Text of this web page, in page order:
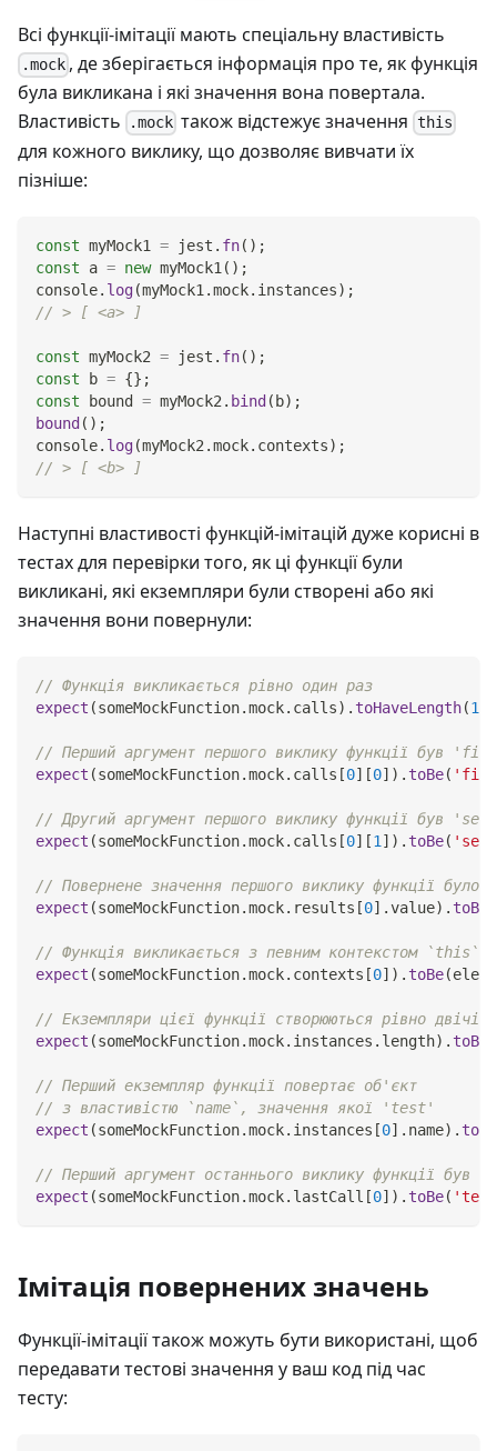
Всі функції-імітації мають спеціальну властивість
.mock , де зберігається інформація про те, як функція
була викликана і які значення вона повертала.
Властивість
.mock також відстежує значення this
для кожного виклику, що дозволяє вивчати їх
пізніше:
const myMock1 = jest . fn( ) ;
const a = new myMock1 ( ) ;
console. log(myMock1 .mock. instances) ;
// > [ <a> ]
const myMock2 = jest . fn( ) ;
const b = {} ;
const bound = myMock2 . bind(b) ;
bound( ) ;
console. log(myMock2 .mock. contexts) ;
// > [ <b> ]
Наступні властивості функцій-імітацій дуже корисні в
тестах для перевірки того, як ці функції були
викликані, які екземпляри були створені або які
значення вони повернули:
// Функція викликається рівно один раз
expect (someMockFunction.mock. calls) . toHaveLength(1
// Перший аргумент першого виклику функції був
expect (someMockFunction.mock. calls [0] [0] ) . toBe(
// Другий аргумент першого виклику функції був
expect (someMockFunction.mock. calls [0] [1 ] ) . toBe(
// Повернене значення першого виклику функції
expect (someMockFunction.mock. results [0] .value) . toBe
// Функція викликається з певним контекстом
expect (someMockFunction.mock. contexts [0] ) . toBe(
// Екземпляри цієї функції створюються рівно двічі
expect (someMockFunction.mock. instances . length) . toBe
// Перший екземпляр функції повертає об'єкт
// з властивістю `name`, значення якої 'test'
expect (someMockFunction.mock. instances [0] . name) . toBe
// Перший аргумент останнього виклику функції був
expect (someMockFunction.mock. lastCall [0] ) . toBe(
Імітація повернених значень
Функції-імітації також можуть бути використані, щоб
передавати тестові значення у ваш код під час
тесту: